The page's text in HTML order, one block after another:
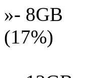
»- 8GB
(17%)